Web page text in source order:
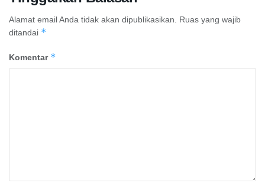
Alamat email Anda tidak akan dipublikasikan.
Ruas yang wajib
ditandai *
Komentar *